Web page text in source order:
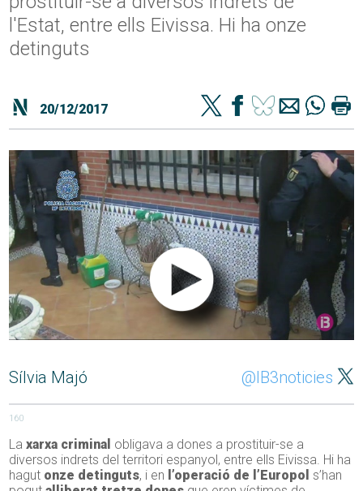
l'Estat, entre ells Eivissa. Hi ha onze
detinguts
20/12/2017
Sílvia Majó @IB3noticies
160
La xarxa criminal obligava a dones a prostituir-se a
diversos indrets del territori espanyol, entre ells Eivissa. Hi ha
hagut onze detinguts, i en l’operació de l’Europol s’han